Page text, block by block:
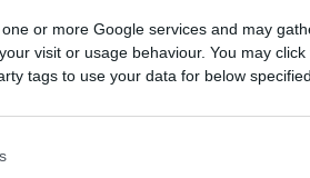
or more Google services and may
visit or usage behaviour. You may
tags to use your data for below
(
(18